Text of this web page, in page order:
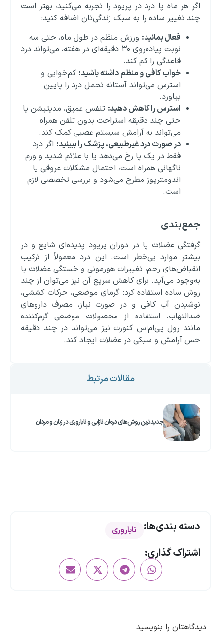
اگر هر ماه پا درد در پریود را تجربه می‌کنید، بهتر است
چند تغییر ساده را به سبک زندگی‌تان اضافه کنید:
فعال بمانید: ورزش منظم در طول ماه، حتی سه
نوبت پیاده‌روی ۳۰ دقیقه‌ای در هفته، می‌تواند درد
قاعدگی را کم کند.
خواب کافی و منظم داشته باشید: کم‌خوابی و
استرس می‌تواند آستانه تحمل درد را پایین
بیاورد.
استرس را کاهش دهید: تنفس عمیق، مدیتیشن یا
حتی چند دقیقه استراحت بدون تلفن همراه
می‌تواند به آرامش سیستم عصبی کمک کند.
در صورت درد غیرطبیعی، پزشک را ببینید: اگر درد
فقط در یک پا رخ می‌دهد یا با علائم شدید و ورم
ناگهانی همراه است، احتمال مشکلات عروقی یا
اندومتریوز مطرح می‌شود و بررسی تخصصی لازم
است.
جمع‌بندی
گرفتگی عضلات پا در دوران پریود پدیده‌ای شایع و در
بیشتر موارد بی‌خطر است. این درد معمولاً از ترکیب
انقباض‌های رحم، تغییرات هورمونی و خستگی عضلات پا
به‌وجود می‌آید. برای کاهش سریع آن نیز می‌توان از چند
روش ساده استفاده کرد: گرمای موضعی، حرکات کششی،
نوشیدن آب کافی و در صورت نیاز، مصرف داروهای
ضدالتهاب. استفاده از محصولات موضعی گرم‌کننده
مانند رول پی‌ام‌اس کنورت نیز می‌تواند در چند دقیقه
حس آرامش و سبکی در عضلات ایجاد کند.
مقالات مرتبط
جدیدترین روش‌های درمان نازایی و ناباروری در زنان و مردان
دسته بندی‌ها: ناباروری
اشتراک گذاری:
دیدگاهتان را بنویسید